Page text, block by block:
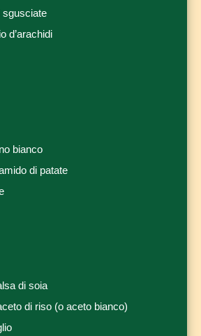
sgusciate
d’arachidi
bianco
di patate
di soia
di riso (o aceto bianco)